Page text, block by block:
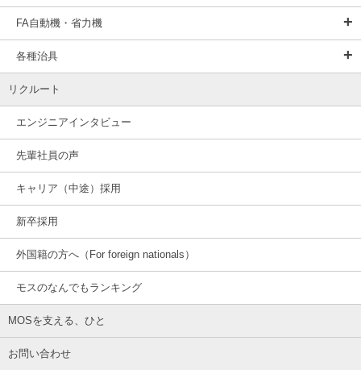
FA自動機・省力機
各種治具
リクルート
エンジニアインタビュー
先輩社員の声
キャリア（中途）採用
新卒採用
外国籍の方へ（For foreign nationals）
モスのなんでもランキング
MOSを支える、ひと
お問い合わせ